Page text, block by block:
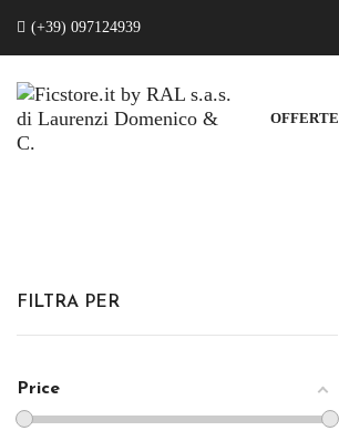
(+39) 097124939
OFFERTE
FILTRA PER
Price